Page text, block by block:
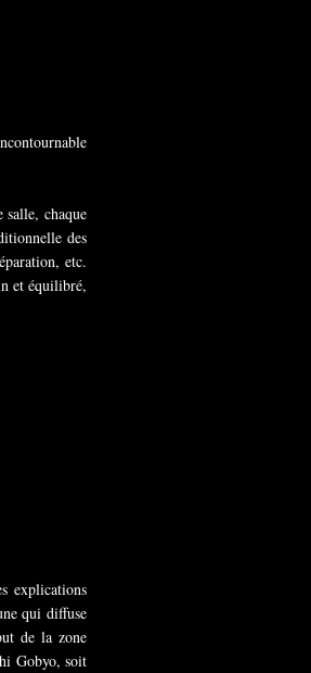
chaque
des
etc.
et équilibré,
explications
qui diffuse
de la zone
Gobyo, soit